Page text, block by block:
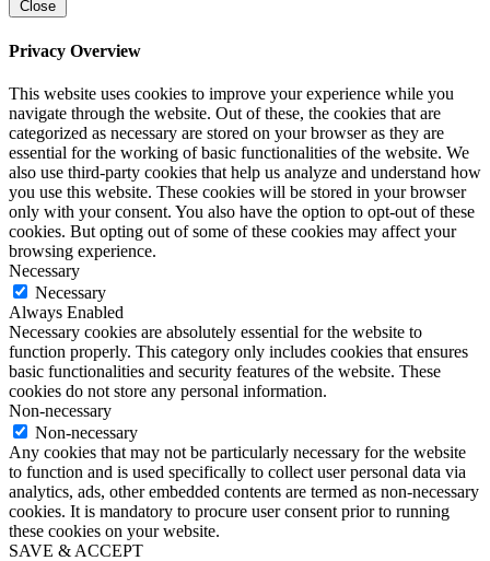
Close
Privacy Overview
This website uses cookies to improve your experience while you
navigate through the website. Out of these, the cookies that are
categorized as necessary are stored on your browser as they are
essential for the working of basic functionalities of the website. We
also use third-party cookies that help us analyze and understand how
you use this website. These cookies will be stored in your browser
only with your consent. You also have the option to opt-out of these
cookies. But opting out of some of these cookies may affect your
browsing experience.
Necessary
Necessary
Always Enabled
Necessary cookies are absolutely essential for the website to
function properly. This category only includes cookies that ensures
basic functionalities and security features of the website. These
cookies do not store any personal information.
Non-necessary
Non-necessary
Any cookies that may not be particularly necessary for the website
to function and is used specifically to collect user personal data via
analytics, ads, other embedded contents are termed as non-necessary
cookies. It is mandatory to procure user consent prior to running
these cookies on your website.
SAVE & ACCEPT